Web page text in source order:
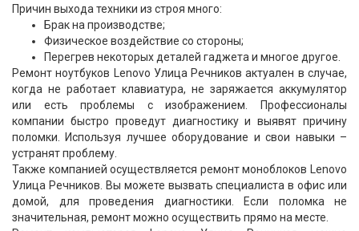
Причин выхода техники из строя много:
Брак на производстве;
Физическое воздействие со стороны;
Перегрев некоторых деталей гаджета и многое другое.
Ремонт ноутбуков Lenovo Улица Речников актуален в случае,
когда не работает клавиатура, не заряжается аккумулятор
или есть проблемы с изображением. Профессионалы
компании быстро проведут диагностику и выявят причину
поломки. Используя лучшее оборудование и свои навыки –
устранят проблему.
Также компанией осуществляется ремонт моноблоков Lenovo
Улица Речников. Вы можете вызвать специалиста в офис или
домой, для проведения диагностики. Если поломка не
значительная, ремонт можно осуществить прямо на месте.